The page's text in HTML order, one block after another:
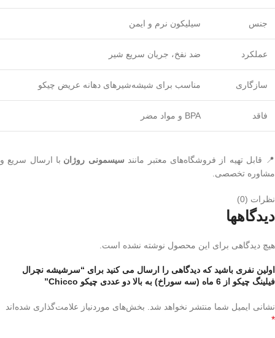
جنس سیلیکون نرم و ایمن
عملکرد ضد نفخ، جریان سریع شیر
سازگاری مناسب برای شیشه‌شیرهای دهانه عریض چیکو
فاقد BPA و مواد مضر
📍 قابل تهیه از فروشگاه‌های معتبر مانند سیسمونی روژان با ارسال سریع و
مشاوره تخصصی.
نظرات (0)
دیدگاهها
هیچ دیدگاهی برای این محصول نوشته نشده است.
اولین نفری باشید که دیدگاهی را ارسال می کنید برای “سرشیشه نچرال
فیلینگ چیکو از 6 ماه (سه سوراخ) به بالا دو عددی چیکو Chicco”
نشانی ایمیل شما منتشر نخواهد شد. بخش‌های موردنیاز علامت‌گذاری شده‌اند
*